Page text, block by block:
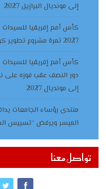
إلى مونديال البرازيل 2027
كأس أمم إفريقيا للسيدات
2027 ثمرة مشروع تطوير كرة القدم النسوية
إلى مونديال 2027
منتدى رؤساء الجامعات
الميسر ويرفض “تسييس
تواصل معنا